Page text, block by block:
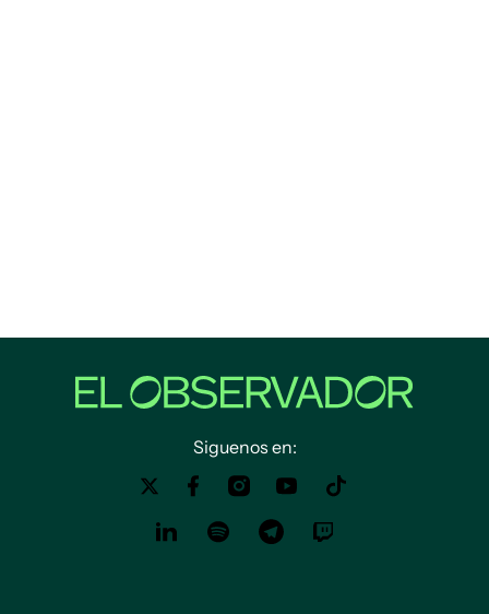
Siguenos en: